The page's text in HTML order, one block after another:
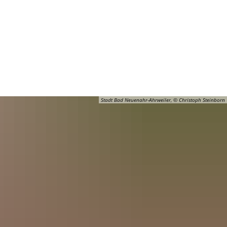
Stadt Bad Neuenahr-Ahrweiler, © Christoph Steinborn